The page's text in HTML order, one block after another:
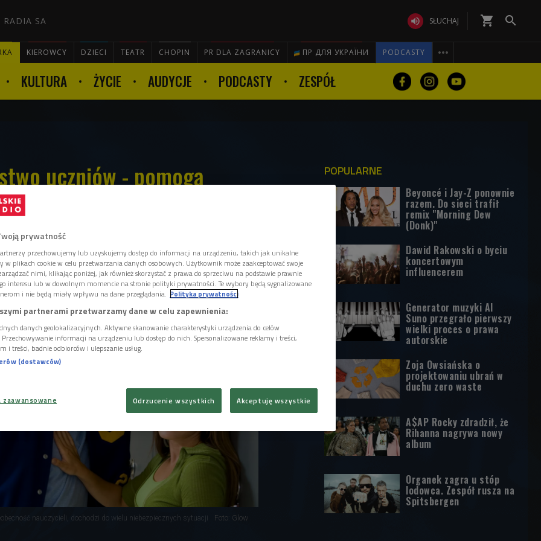
RADIA SA  SŁUCHAJ shopping_cart 
KIEROWCY DZIECI TEATR CHOPIN PR DLA ZAGRANICY ПР ДЛЯ УКРАЇНИ PODCASTY 

KULTURA ŻYCIE AUDYCJE PODCASTY ZESPÓŁ
uczniów - pomogą
Wewnętrznych trwają prace nad
monitoringu w szkołach ze względów
nauczycieli, dochodzi do wielu niebezpiecznych sytuacji
Foto: Glow
POPULARNE
Beyoncé i Jay-Z ponownie
razem. Do sieci trafił
remix "Morning Dew
(Donk)"
Dawid Rakowski o byciu
koncertowym
influencerem
Generator muzyki AI
Suno przegrało pierwszy
wielki proces o prawa
autorskie
Zoja Owsiańska o
projektowaniu ubrań w
duchu zero waste
A$AP Rocky zdradził, że
Rihanna nagrywa nowy
album
Organek zagra u stóp
lodowca. Zespół rusza na
Spitsbergen
prywatność
przechowujemy lub uzyskujemy dostęp do informacji na urządzeniu, takich jak unikalne
w plikach cookie w celu przetwarzania danych osobowych. Użytkownik może zaakceptować swoje
nimi, klikając poniżej, jak również skorzystać z prawa do sprzeciwu na podstawie prawnie
interesu lub w dowolnym momencie na stronie polityki prywatności. Te wybory będą sygnalizowane
i nie będą miały wpływu na dane przeglądania. Polityka prywatności
partnerami przetwarzamy dane w celu zapewnienia:
danych geolokalizacyjnych. Aktywne skanowanie charakterystyki urządzenia do celów
informacji na urządzeniu lub dostęp do nich. Spersonalizowane reklamy i treści,
i treści, badnie odbiorców i ulepszanie usług.
(dostawców)
Odrzucenie wszystkich Akceptuję wszystkie